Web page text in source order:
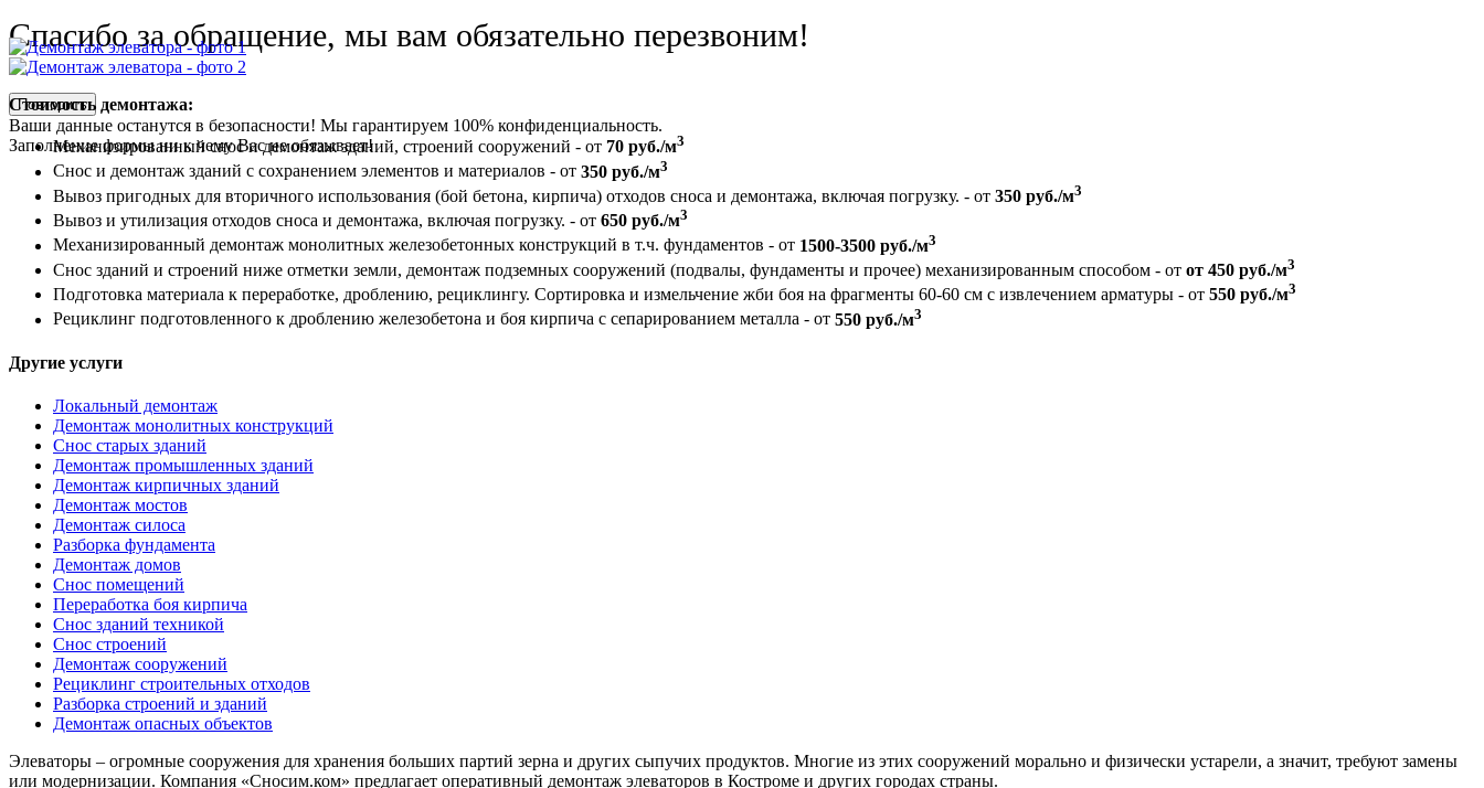
Спасибо за обращение, мы вам обязательно перезвоним!
Повторить
Ваши данные останутся в безопасности! Мы гарантируем 100% конфиденциальность.
Заполнение формы ни к чему Вас не обязывает!
Стоимость демонтажа:
Механизированный снос и демонтаж зданий, строений сооружений - от 70 руб./м3
Снос и демонтаж зданий с сохранением элементов и материалов - от 350 руб./м3
Вывоз пригодных для вторичного использования (бой бетона, кирпича) отходов сноса и демонтажа, включая погрузку. - от 350 руб./м3
Вывоз и утилизация отходов сноса и демонтажа, включая погрузку. - от 650 руб./м3
Механизированный демонтаж монолитных железобетонных конструкций в т.ч. фундаментов - от 1500-3500 руб./м3
Снос зданий и строений ниже отметки земли, демонтаж подземных сооружений (подвалы, фундаменты и прочее) механизированным способом - от от 450 руб./м3
Подготовка материала к переработке, дроблению, рециклингу. Сортировка и измельчение жби боя на фрагменты 60-60 см с извлечением арматуры - от 550 руб./м3
Рециклинг подготовленного к дроблению железобетона и боя кирпича с сепарированием металла - от 550 руб./м3
Другие услуги
Локальный демонтаж
Демонтаж монолитных конструкций
Снос старых зданий
Демонтаж промышленных зданий
Демонтаж кирпичных зданий
Демонтаж мостов
Демонтаж силоса
Разборка фундамента
Демонтаж домов
Снос помещений
Переработка боя кирпича
Снос зданий техникой
Снос строений
Демонтаж сооружений
Рециклинг строительных отходов
Разборка строений и зданий
Демонтаж опасных объектов
Элеваторы – огромные сооружения для хранения больших партий зерна и других сыпучих продуктов. Многие из этих сооружений морально и физически устарели, а значит, требуют замены
или модернизации. Компания «Сносим.ком» предлагает оперативный демонтаж элеваторов в Костроме и других городах страны.